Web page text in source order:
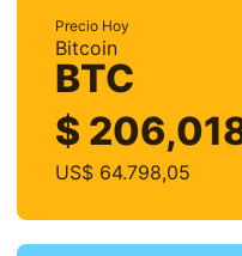
Precio Hoy
Bitcoin
BTC
$
US$ 64.798,05